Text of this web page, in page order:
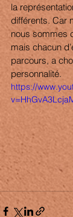
la
différents. Car
nous sommes
mais chacun
parcours, a
personnalité.
https://